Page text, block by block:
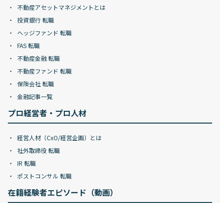
不動産アセットマネジメントとは
投資銀行 転職
ヘッジファンド 転職
FAS 転職
不動産金融 転職
不動産ファンド 転職
保険会社 転職
金融記事一覧
プロ経営者・プロ人材
経営人材（CxO/経営企画）とは
社外取締役 転職
IR 転職
ポストコンサル 転職
在籍経験者エピソード（動画）